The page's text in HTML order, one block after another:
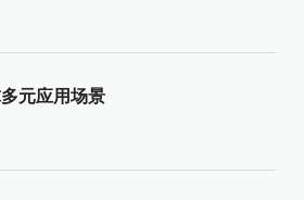
元应用场景